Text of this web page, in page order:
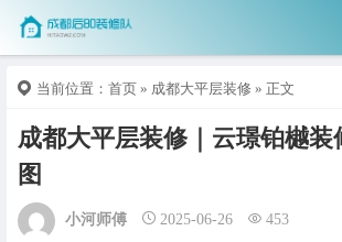
当前位置： 首页 » 成都大平层装修 » 正文
成都大平层装修｜云璟铂樾装
图
小河师傅 2025-06-26 453